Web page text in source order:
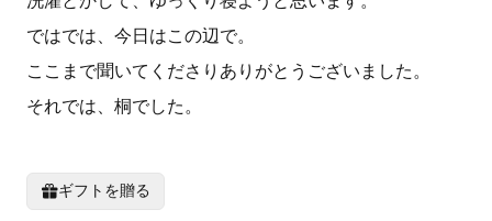
ではでは、今日はこの辺で。
ここまで聞いてくださりありがとうございました。
それでは、桐でした。
ギフトを贈る